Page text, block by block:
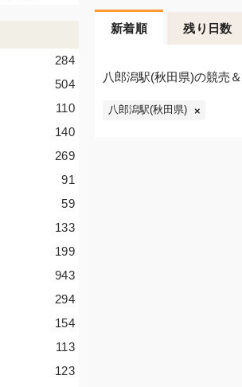
新着順 残り日数
八郎潟駅(秋田県)の競売
八郎潟駅(秋田県)
284
504
110
140
269
91
59
133
199
943
294
154
113
123